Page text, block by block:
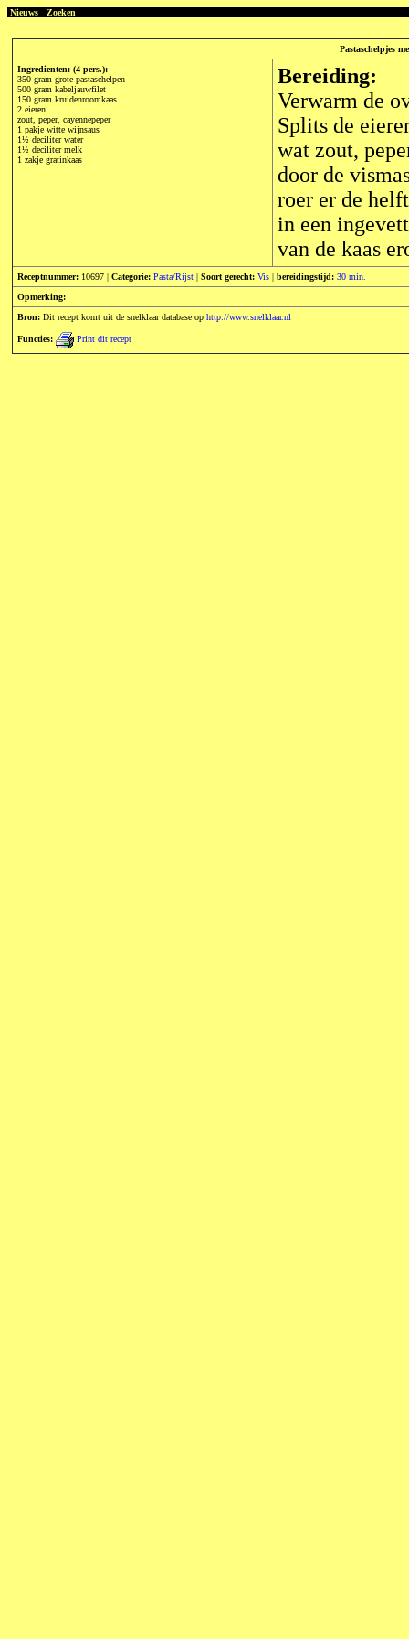
Nieuws Zoeken
Pastaschelpjes
Ingredienten: (4 pers.):
350 gram grote pastaschelpen
500 gram kabeljauwfilet
150 gram kruidenroomkaas
2 eieren
zout, peper, cayennepeper
1 pakje witte wijnsaus
1½ deciliter water
1½ deciliter melk
1 zakje gratinkaas
Bereiding:
Verwarm de
Splits de
wat zout,
door de
roer er de
in een
van de kaas
Receptnummer: 10697 | Categorie: Pasta/Rijst | Soort gerecht: Vis | bereidingstijd: 30 min.
Opmerking:
Bron: Dit recept komt uit de snelklaar database op http://www.snelklaar.nl
Functies: Print dit recept